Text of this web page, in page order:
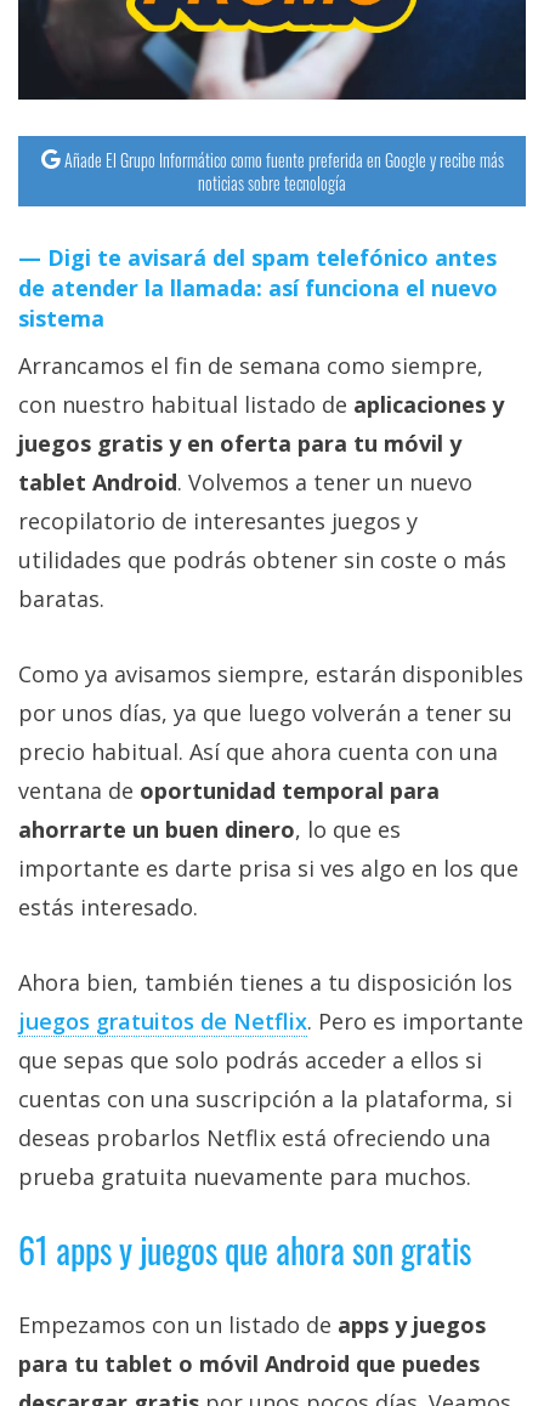
Añade El Grupo Informático como fuente preferida en Google y recibe más
noticias sobre tecnología
Digi te avisará del spam telefónico antes
de atender la llamada: así funciona el nuevo
sistema
Arrancamos el fin de semana como siempre,
con nuestro habitual listado de aplicaciones y
juegos gratis y en oferta para tu móvil y
tablet Android. Volvemos a tener un nuevo
recopilatorio de interesantes juegos y
utilidades que podrás obtener sin coste o más
baratas.
Como ya avisamos siempre, estarán disponibles
por unos días, ya que luego volverán a tener su
precio habitual. Así que ahora cuenta con una
ventana de oportunidad temporal para
ahorrarte un buen dinero, lo que es
importante es darte prisa si ves algo en los que
estás interesado.
Ahora bien, también tienes a tu disposición los
juegos gratuitos de Netflix‎. Pero es importante
que sepas que solo podrás acceder a ellos si
cuentas con una suscripción a la plataforma, si
deseas probarlos Netflix está ofreciendo una
prueba gratuita nuevamente para muchos.
61 apps y juegos que ahora son gratis
Empezamos con un listado de apps y juegos
para tu tablet o móvil Android que puedes